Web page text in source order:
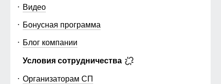
Видео
Бонусная программа
Блог компании
Условия сотрудничества
Организаторам СП